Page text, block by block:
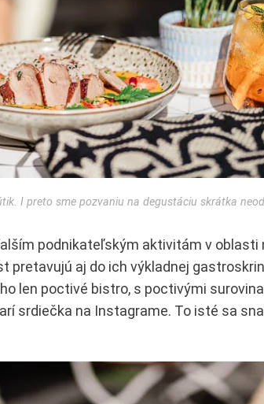
I preto sme pozvaniu na degustáciu skrátka
podnikateľským aktivitám v oblasti
pretavujú aj do ich výkladnej
len poctivé bistro, s poctivými
srdiečka na Instagrame. To isté sa